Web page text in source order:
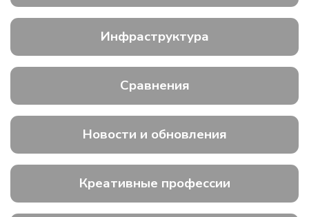
Инфраструктура
Сравнения
Новости и обновления
Креативные профессии